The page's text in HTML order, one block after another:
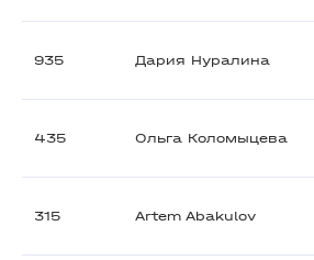
935 Дария Нуралина
435 Ольга Коломыцева
315 Artem Abakulov